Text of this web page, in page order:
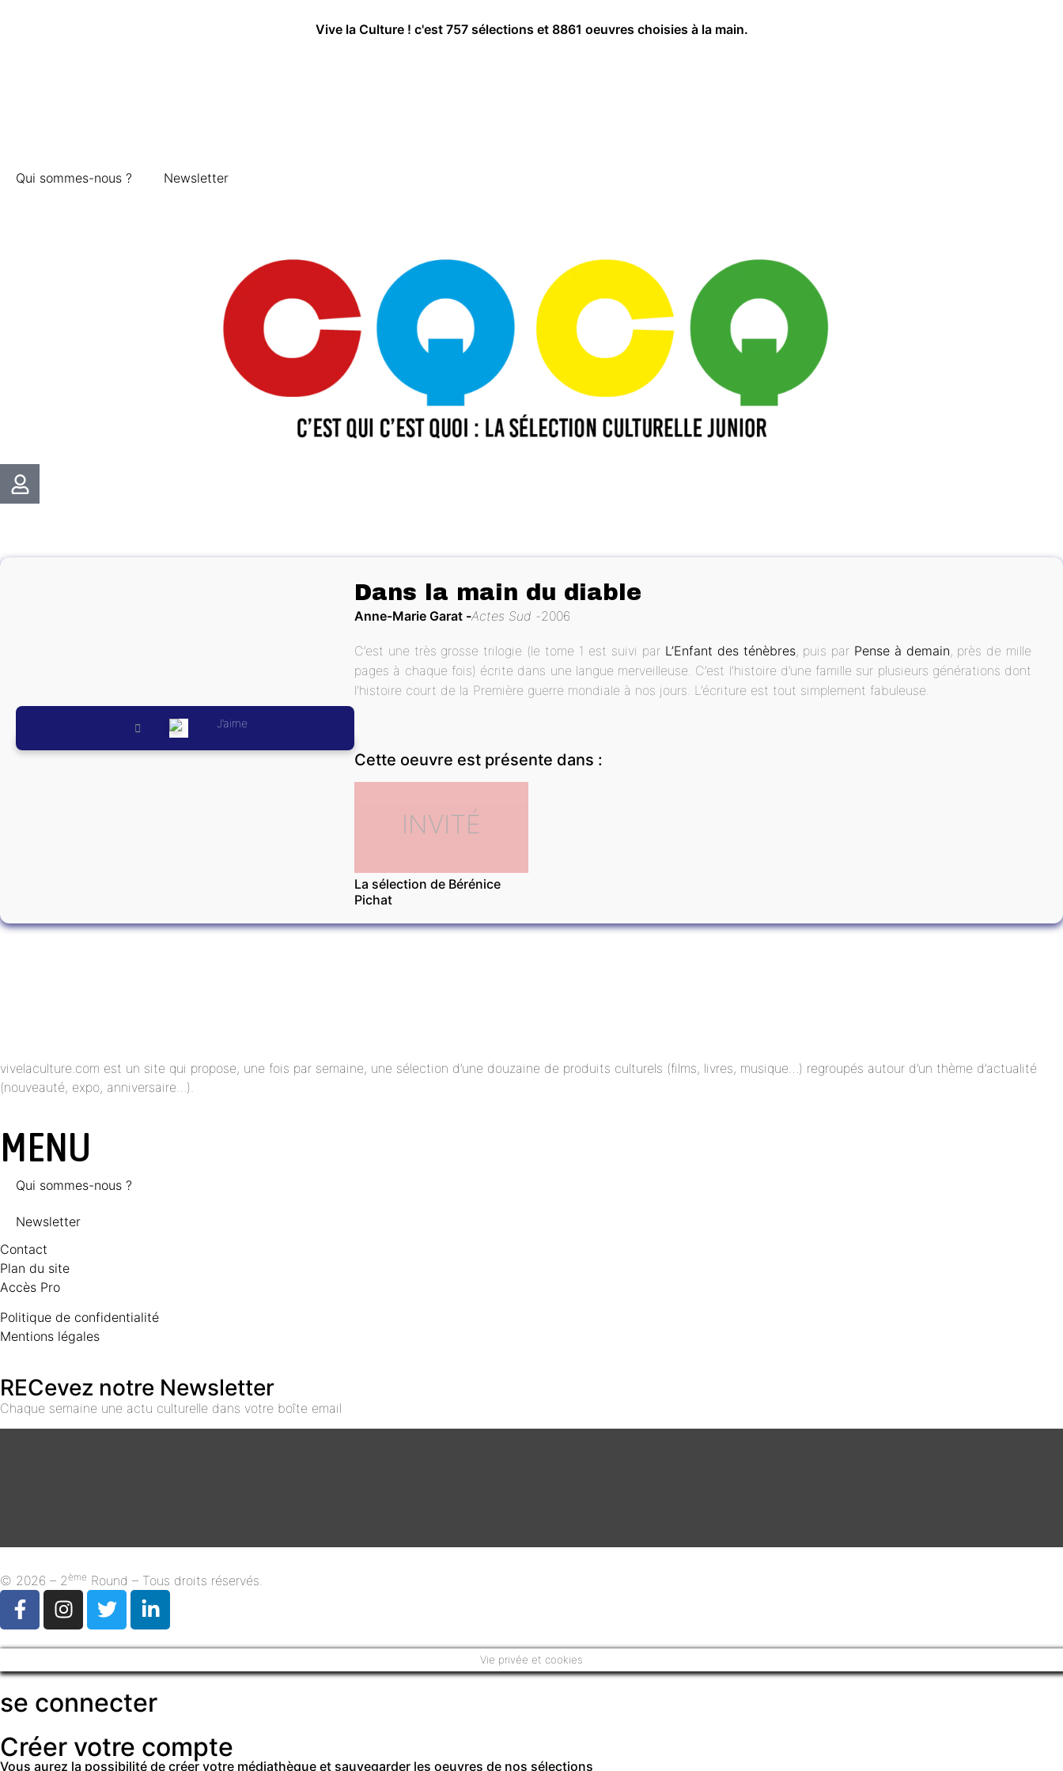
Vive la Culture ! c'est 757 sélections et 8861 oeuvres choisies à la main.
Qui sommes-nous ? Newsletter
J’aime
Dans la main du diable
Anne-Marie Garat Actes Sud 2006
C’est une très grosse trilogie (le tome 1 est suivi par L’Enfant des ténèbres, puis par Pense à demain, près de mille
pages à chaque fois) écrite dans une langue merveilleuse. C’est l’histoire d’une famille sur plusieurs générations dont
l’histoire court de la Première guerre mondiale à nos jours. L’écriture est tout simplement fabuleuse.
Cette oeuvre est présente dans :
INVITÉ
La sélection de Bérénice
Pichat
vivelaculture.com est un site qui propose, une fois par semaine, une sélection d’une douzaine de produits culturels (films, livres, musique…) regroupés autour d’un thème d’actualité
(nouveauté, expo, anniversaire…).
MENU
Qui sommes-nous ?
Newsletter
Contact
Plan du site
Accès Pro
Politique de confidentialité
Mentions légales
RECevez notre Newsletter
Chaque semaine une actu culturelle dans votre boîte email
© 2026 – 2ème Round – Tous droits réservés.
Vie privée et cookies
se connecter
Créer votre compte
Vous aurez la possibilité de créer votre médiathèque et sauvegarder les oeuvres de nos sélections